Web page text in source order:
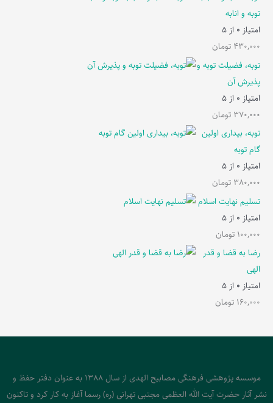
توبه و انابه
امتیاز 0 از 5
430,000 تومان
توبه، فضیلت توبه و
پذیرش آن
امتیاز 0 از 5
370,000 تومان
توبه، بیداری اولین
گام توبه
امتیاز 0 از 5
380,000 تومان
تسلیم نهایت اسلام
امتیاز 0 از 5
100,000 تومان
رضا به قضا و قدر
الهی
امتیاز 0 از 5
160,000 تومان
موسسه پژوهشی فرهنگی مصابیح الهدی از سال 1388 به عنوان دفتر حفظ و
نشر آثار حضرت آیت الله العظمی مجتبی تهرانی (ره) رسما آغاز به کار کرد و تاکنون